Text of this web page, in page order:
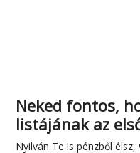
Neked fontos,
listájának az
Nyilván Te is pénzből élsz,